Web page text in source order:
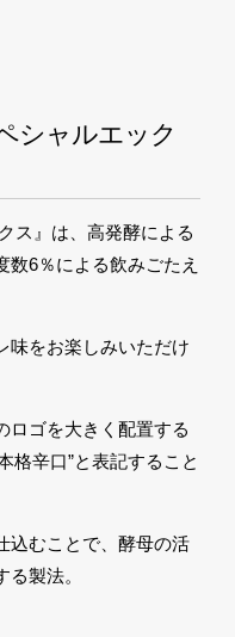
シャルエック
ス』は、高発酵による
6％による飲みごたえ
をお楽しみいただけ
ロゴを大きく配置する
格辛口”と表記すること
込むことで、酵母の活
製法。